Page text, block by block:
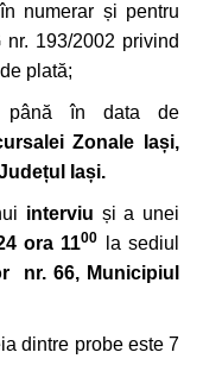
numerar și pentru
193/2002 privind
plată;
până în data de
Zonale Iași,
Iași.
interviu și a unei
ora 1100
la sediul
nr. 66, Municipiul
dintre probe este 7